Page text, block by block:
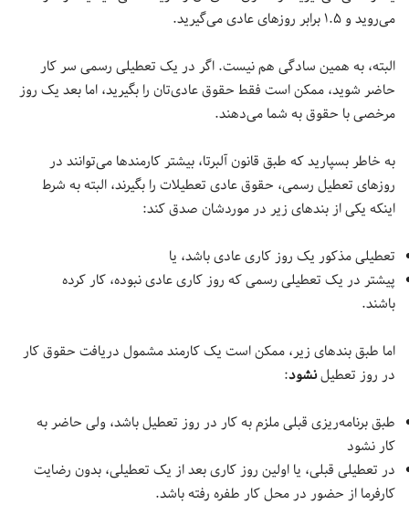
می‌روید و ۱.۵ برابر روزهای عادی می‌گیرید.
البته، به همین سادگی هم نیست. اگر در یک تعطیلی رسمی سر کار
حاضر شوید، ممکن است فقط حقوق عادی‌تان را بگیرید، اما بعد یک روز
مرخصی با حقوق به شما می‌دهند.
به خاطر بسپارید که طبق قانون آلبرتا، بیشتر کارمندها می‌توانند در
روزهای تعطیل رسمی، حقوق عادی تعطیلات را بگیرند، البته به شرط
اینکه یکی از بندهای زیر در موردشان صدق کند:
تعطیلی مذکور یک روز کاری عادی باشد، یا
پیشتر در یک تعطیلی رسمی که روز کاری عادی نبوده، کار کرده
باشند.
اما طبق بندهای زیر، ممکن است یک کارمند مشمول دریافت حقوق کار
در روز تعطیلنشود:
طبق برنامه‌ریزی قبلی ملزم به کار در روز تعطیل باشد، ولی حاضر به
کار نشود
در تعطیلی قبلی، یا اولین روز کاری بعد از یک تعطیلی، بدون رضایت
کارفرما از حضور در محل کار طفره رفته باشد.